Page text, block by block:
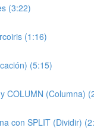
(3:22)
(1:16)
(5:15)
COLUMN (Columna)
con SPLIT (Dividir)